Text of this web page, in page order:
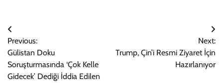
Yazı
gezinmesi
Previous:
Gülistan Doku
Soruşturmasında ‘Çok Kelle
Gidecek’ Dediği İddia Edilen
Next:
Trump, Çin’i Resmi Ziyaret İçin
Hazırlanıyor